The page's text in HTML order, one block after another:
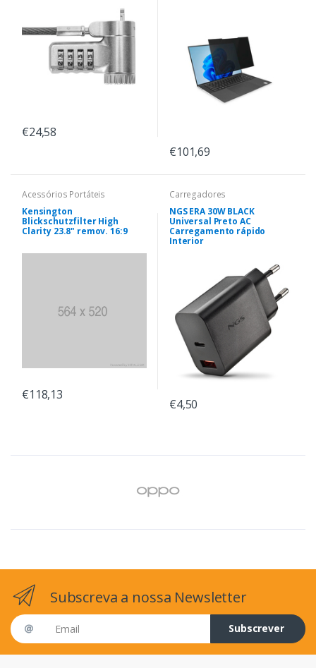
€24,58
€101,69
Acessórios Portáteis
Kensington
Blickschutzfilter High
Clarity 23.8" remov. 16:9
€118,13
Carregadores
NGS ERA 30W BLACK
Universal Preto AC
Carregamento rápido
Interior
€4,50
Subscreva a nossa Newsletter
Email address
Subscrever